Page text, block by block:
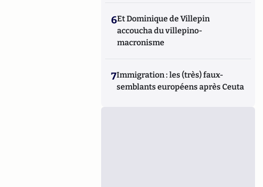
6Et Dominique de Villepin
accoucha du villepino-
macronisme
7Immigration : les (très) faux-
semblants européens après Ceuta